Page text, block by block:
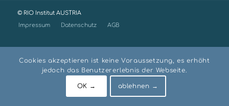
© RIO Institut AUSTRIA
Impressum
Datenschutz AGB
Cookies akzeptieren ist keine Voraussetzung, es erhöht
jedoch das Benutzererlebnis der Webseite.
OK → ablehnen →